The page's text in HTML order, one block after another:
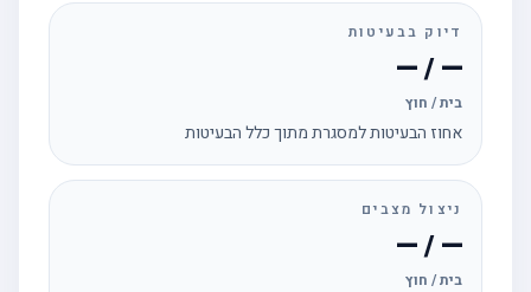
דיוק בבעיטות
— / —
בית / חוץ
אחוז הבעיטות למסגרת מתוך כלל הבעיטות
ניצול מצבים
— / —
בית / חוץ